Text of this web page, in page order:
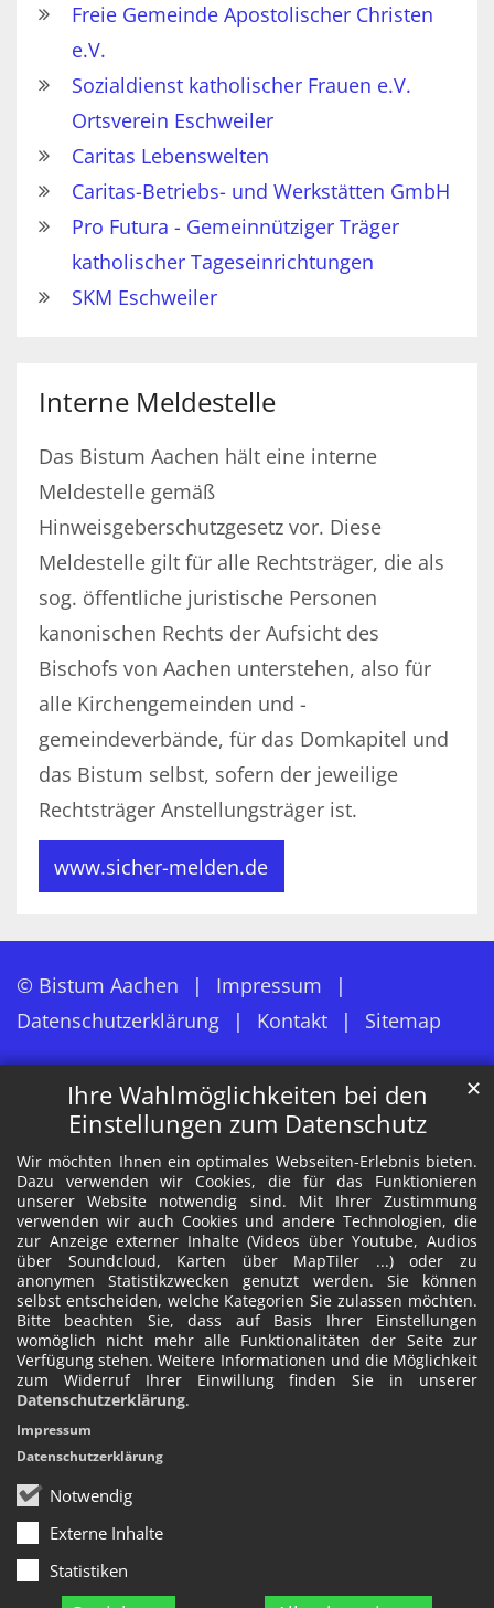
Ihre Wahlmöglichkeiten bei den
Einstellungen zum Datenschutz
Wir möchten Ihnen ein optimales Webseiten-Erlebnis bieten.
Dazu verwenden wir Cookies, die für das Funktionieren
unserer Website notwendig sind. Mit Ihrer Zustimmung
verwenden wir auch Cookies und andere Technologien, die
zur Anzeige externer Inhalte (Videos über Youtube, Audios
über Soundcloud, Karten über MapTiler ...) oder zu
anonymen Statistikzwecken genutzt werden. Sie können
selbst entscheiden, welche Kategorien Sie zulassen möchten.
Bitte beachten Sie, dass auf Basis Ihrer Einstellungen
womöglich nicht mehr alle Funktionalitäten der Seite zur
Verfügung stehen. Weitere Informationen und die Möglichkeit
zum Widerruf Ihrer Einwillung finden Sie in unserer
Datenschutzerklärung.
Notwendig
Externe Inhalte
Statistiken
✕
Impressum
Datenschutzerklärung
Freie Gemeinde Apostolischer Christen
e.V.
Sozialdienst katholischer Frauen e.V.
Ortsverein Eschweiler
Caritas Lebenswelten
Caritas-Betriebs- und Werkstätten GmbH
Pro Futura - Gemeinnütziger Träger
katholischer Tageseinrichtungen
SKM Eschweiler
Interne Meldestelle
Das Bistum Aachen hält eine interne
Meldestelle gemäß
Hinweisgeberschutzgesetz vor. Diese
Meldestelle gilt für alle Rechtsträger, die als
sog. öffentliche juristische Personen
kanonischen Rechts der Aufsicht des
Bischofs von Aachen unterstehen, also für
alle Kirchengemeinden und -
gemeindeverbände, für das Domkapitel und
das Bistum selbst, sofern der jeweilige
Rechtsträger Anstellungsträger ist.
www.sicher-melden.de
© Bistum Aachen
Impressum
Datenschutzerklärung
Kontakt Sitemap